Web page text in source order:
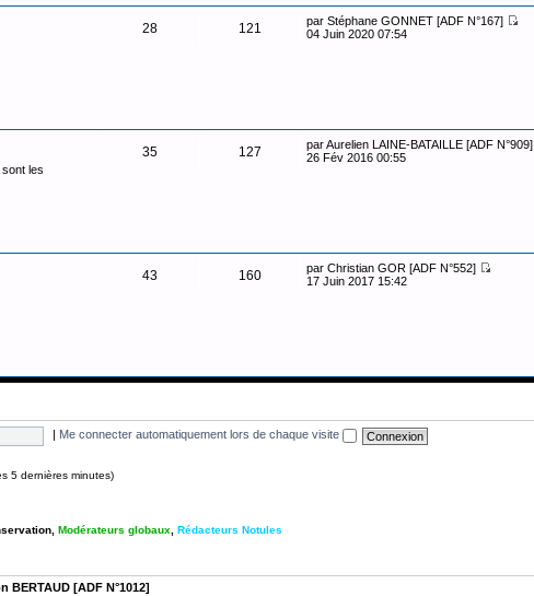
28 121 parStéphane GONNET [ADF N°167]
04 Juin 2020 07:54
les
35 127 parAurelien LAINE-BATAILLE [ADF N°909]
26 Fév 2016 00:55
43 160 parChristian GOR [ADF N°552]
17 Juin 2017 15:42
Me connecter automatiquement lors de chaque visite
5 dernières minutes)
Modérateurs globaux Rédacteurs Notules
BERTAUD [ADF N°1012]